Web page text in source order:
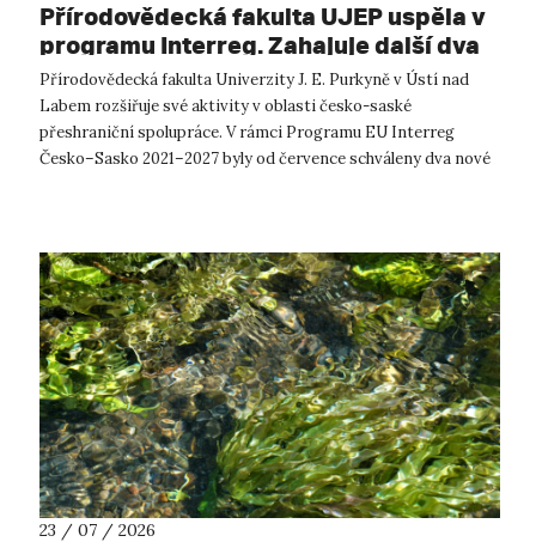
Přírodovědecká fakulta UJEP uspěla v
programu Interreg. Zahajuje další dva
přeshraniční projekty se saskými
partnery
Přírodovědecká fakulta Univerzity J. E. Purkyně v Ústí nad
Labem rozšiřuje své aktivity v oblasti česko-saské
přeshraniční spolupráce. V rámci Programu EU Interreg
Česko–Sasko 2021–2027 byly od července schváleny dva nové
23 / 07 / 2026